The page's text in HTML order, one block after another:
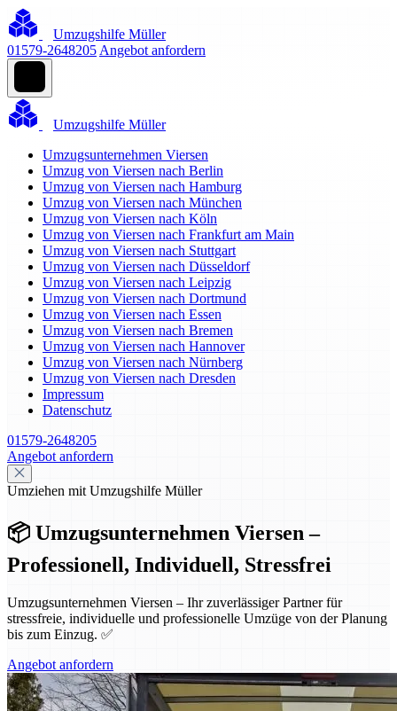
Umzugshilfe Müller
01579-2648205 Angebot anfordern
Umzugshilfe Müller
Umzugsunternehmen Viersen
Umzug von Viersen nach Berlin
Umzug von Viersen nach Hamburg
Umzug von Viersen nach München
Umzug von Viersen nach Köln
Umzug von Viersen nach Frankfurt am Main
Umzug von Viersen nach Stuttgart
Umzug von Viersen nach Düsseldorf
Umzug von Viersen nach Leipzig
Umzug von Viersen nach Dortmund
Umzug von Viersen nach Essen
Umzug von Viersen nach Bremen
Umzug von Viersen nach Hannover
Umzug von Viersen nach Nürnberg
Umzug von Viersen nach Dresden
Impressum
Datenschutz
01579-2648205
Angebot anfordern
Umziehen mit Umzugshilfe Müller
📦 Umzugsunternehmen Viersen –
Professionell, Individuell, Stressfrei
Umzugsunternehmen Viersen – Ihr zuverlässiger Partner für
stressfreie, individuelle und professionelle Umzüge von der Planung
bis zum Einzug. ✅
Angebot anfordern